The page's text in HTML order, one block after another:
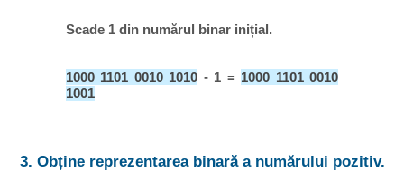
Scade 1 din numărul binar inițial.
1000 1101 0010 1010 - 1 = 1000 1101 0010
1001
3. Obține reprezentarea binară a numărului pozitiv.